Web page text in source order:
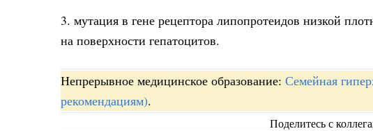
3. мутация в гене рецептора липопротеидов низкой
на поверхности гепатоцитов.
Непрерывное медицинское образование: Семейная
рекомендациям).
Поделитесь с